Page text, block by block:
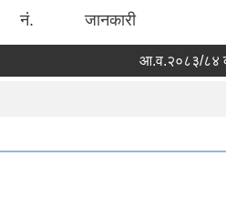
नं. जानकारी
आ.व.२०८३/८४ को